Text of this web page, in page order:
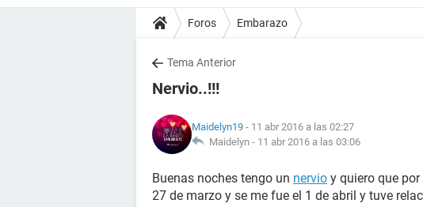
Foros Embarazo
Tema Anterior
Nervio..!!!
Maidelyn19 - 11 abr 2016 a las 02:27
Maidelyn - 11 abr 2016 a las 03:06
Buenas noches tengo un nervio y quiero que
27 de marzo y se me fue el 1 de abril y tuve